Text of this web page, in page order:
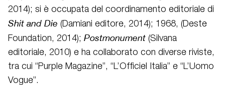
2014); si è occupata del coordinamento editoriale di
Shit and Die (Damiani editore, 2014); 1968, (Deste
Foundation, 2014); Postmonument (Silvana
editoriale, 2010) e ha collaborato con diverse riviste,
tra cui “Purple Magazine”, “L’Officiel Italia” e “L’Uomo
Vogue”.